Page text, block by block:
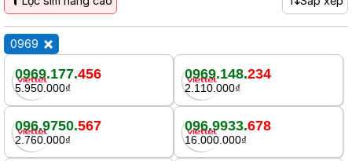
0969
0969.177.456
5.950.000₫
0969.148.234
2.110.000₫
096.9750.567
2.760.000₫
096.9933.678
16.000.000₫